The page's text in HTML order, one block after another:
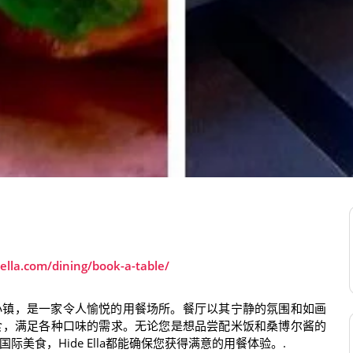
dining/book-a-table/
，是一家令人愉悦的用餐场所。餐厅以其宁静的氛围和如画
满足各种口味的需求。无论您是想品尝配米饭和桑博尔酱的
际美食，Hide Ella都能确保您获得满意的用餐体验。.